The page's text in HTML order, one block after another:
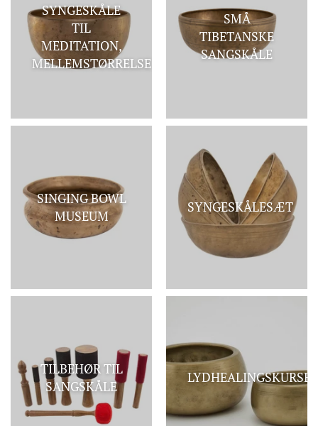
SYNGESKÅLE
TIL
MEDITATION,
MELLEMSTØRRELSE
SMÅ
TIBETANSKE
SANGSKÅLE
SINGING BOWL
MUSEUM
SYNGESKÅLESÆT
TILBEHØR TIL
SANGSKÅLE
LYDHEALINGSKURSER